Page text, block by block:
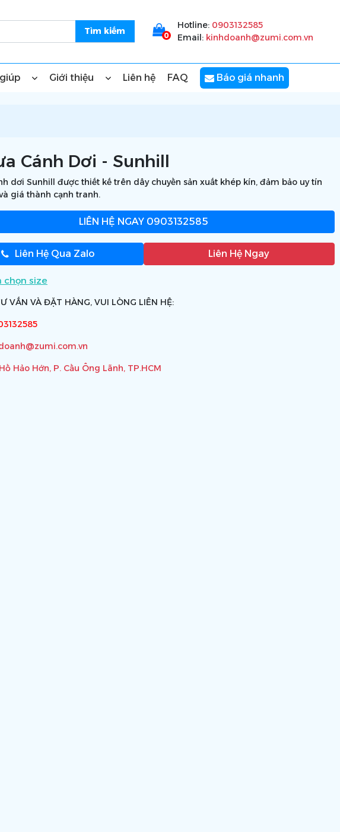
0
Hotline: 0903132585
Email: kinhdoanh@zumi.com.vn
Giới thiệu Liên hệ FAQ Báo giá nhanh
Cánh Dơi - Sunhill
dơi Sunhill được thiết kế trên dây chuyền sản xuất khép kín, đảm bảo uy tín
giá thành cạnh tranh.
LIÊN HỆ NGAY0903132585
Liên Hệ Qua Zalo Liên Hệ Ngay
chọn size
VẤN VÀ ĐẶT HÀNG, VUI LÒNG LIÊN HỆ:
Hảo Hớn, P. Cầu Ông Lãnh, TP.HCM